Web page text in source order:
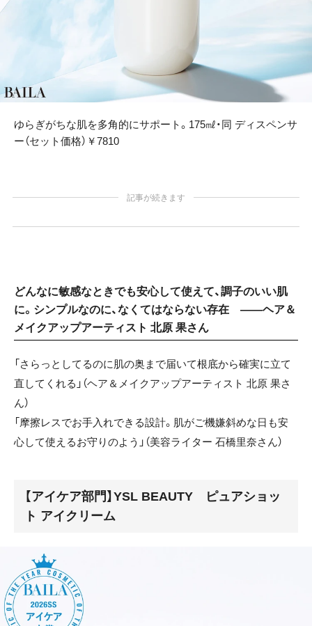
ゆらぎがちな肌を多角的にサポート。175㎖・同 ディスペンサ
ー（セット価格）￥7810
記事が続きます
どんなに敏感なときでも安心して使えて、調子のいい肌
に。シンプルなのに、なくてはならない存在 ——ヘア＆
メイクアップアーティスト 北原 果さん
「さらっとしてるのに肌の奥まで届いて根底から確実に立て
直してくれる」（ヘア＆メイクアップアーティスト 北原 果さ
ん）
「摩擦レスでお手入れできる設計。肌がご機嫌斜めな日も安
心して使えるお守りのよう」（美容ライター 石橋里奈さん）
【アイケア部門】YSL BEAUTY ピュアショッ
ト アイクリーム